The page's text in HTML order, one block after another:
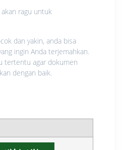
ragu untuk
dan yakin, anda bisa
ingin Anda terjemahkan.
tertentu agar dokumen
dengan baik.